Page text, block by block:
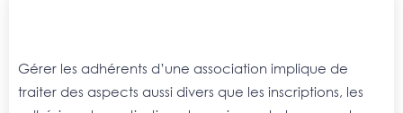
Gérer les adhérents d’une association implique de
traiter des aspects aussi divers que les inscriptions, les